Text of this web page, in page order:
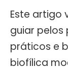
Este artigo
guiar pelos
práticos e
biofílica